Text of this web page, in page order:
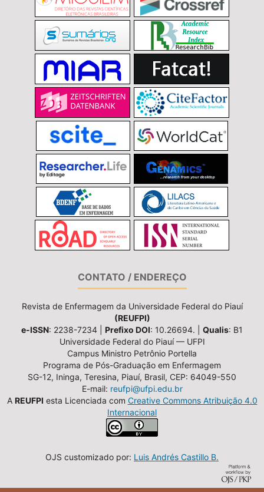
CONTATO / ENDEREÇO
Revista de Enfermagem da Universidade Federal do Piauí
(REUFPI)
e-ISSN: 2238-7234 | Prefixo DOI: 10.26694. | Qualis: B1
Universidade Federal do Piauí — UFPI
Campus Ministro Petrônio Portella
Programa de Pós-Graduação em Enfermagem
SG-12, Ininga, Teresina, Piauí, Brasil, CEP: 64049-550
E-mail: reufpi@ufpi.edu.br
A REUFPI esta Licenciada com Creative Commons Atribuição 4.0
Internacional
OJS customizado por: Luis Andrés Castillo B.